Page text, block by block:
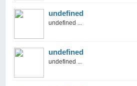
undefined
undefined ...
undefined
undefined ...